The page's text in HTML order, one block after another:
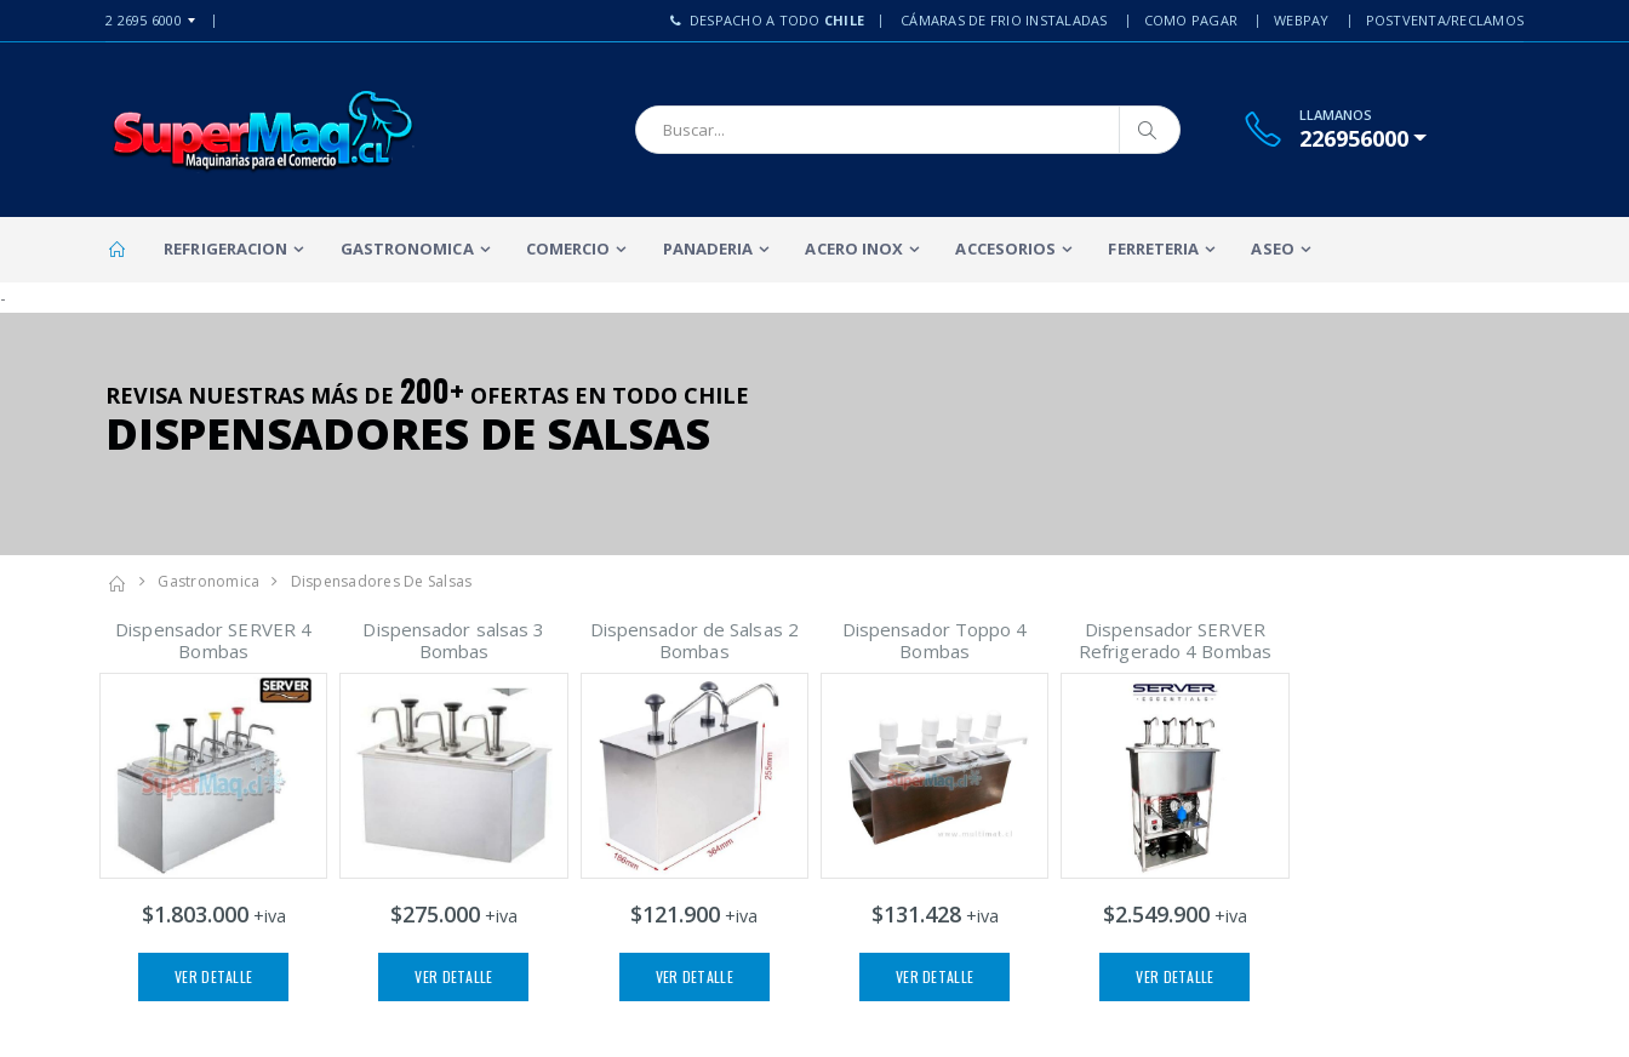
2 2695 6000 DESPACHO A TODO CHILE CÁMARAS DE FRIO INSTALADAS COMO PAGAR WEBPAY POSTVENTA/RECLAMOS
LLAMANOS
226956000
REFRIGERACION GASTRONOMICA COMERCIO PANADERIA ACERO INOX ACCESORIOS FERRETERIA ASEO
-
REVISA NUESTRAS MÁS DE 200+ OFERTAS EN TODO CHILE
DISPENSADORES DE SALSAS
Gastronomica Dispensadores De Salsas
Dispensador SERVER 4
Bombas
$1.803.000+iva
VER DETALLE
Dispensador salsas 3
Bombas
$275.000+iva
VER DETALLE
Dispensador de Salsas 2
Bombas
$121.900 +iva
VER DETALLE
Dispensador Toppo 4
Bombas
$131.428+iva
VER DETALLE
Dispensador SERVER
Refrigerado 4 Bombas
$2.549.900+iva
VER DETALLE